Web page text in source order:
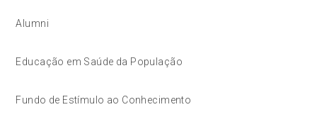
Alumni
Educação em Saúde da População
Fundo de Estímulo ao Conhecimento